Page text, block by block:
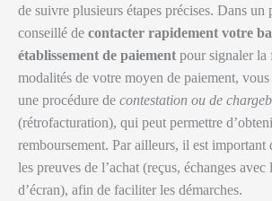
de suivre plusieurs étapes précises. Dans un
conseillé de contacter rapidement votre
établissement de paiement pour signaler la
modalités de votre moyen de paiement,
une procédure de contestation ou de
(rétrofacturation), qui peut permettre
remboursement. Par ailleurs, il est important
les preuves de l’achat (reçus, échanges
d’écran), afin de faciliter les démarches.